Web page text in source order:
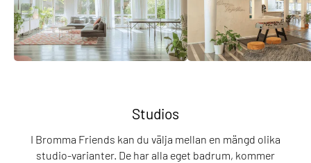
Studios
I Bromma Friends kan du välja mellan en mängd olika
studio-varianter. De har alla eget badrum, kommer